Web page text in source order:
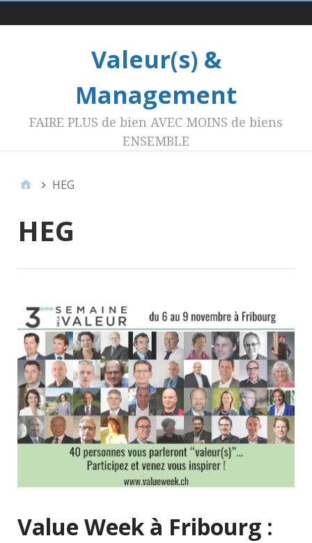
Menu 1
Valeur(s) &
Management
FAIRE PLUS de bien AVEC MOINS de biens
ENSEMBLE
HEG
HEG
Value Week à Fribourg :